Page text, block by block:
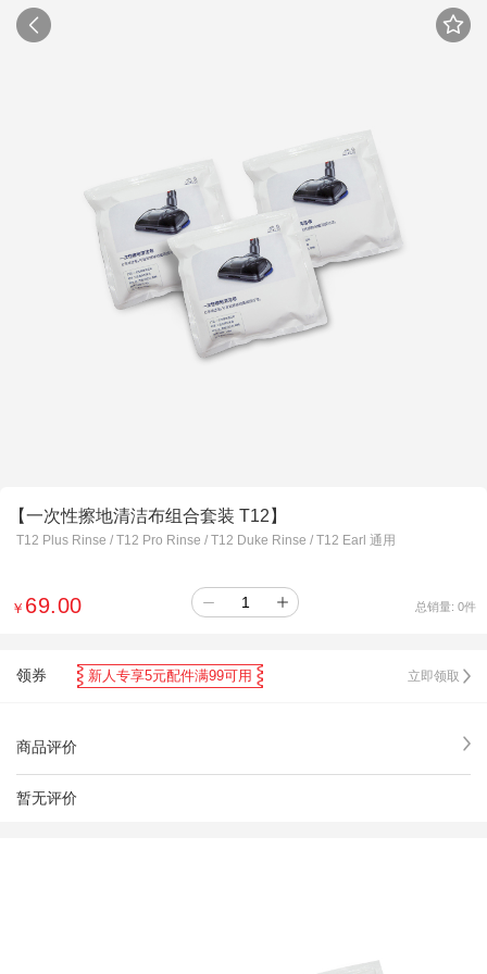
【一次性擦地清洁布组合套装 T12】
T12 Plus Rinse / T12 Pro Rinse / T12 Duke Rinse / T12 Earl 通用
￥ 69.00 总销量: 0件
领券 新人专享5元配件满99可用 立即领取
商品评价
暂无评价